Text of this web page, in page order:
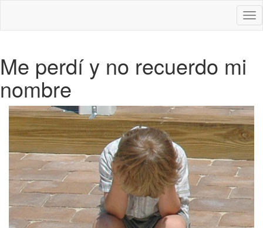
Me perdí y no recuerdo mi
nombre